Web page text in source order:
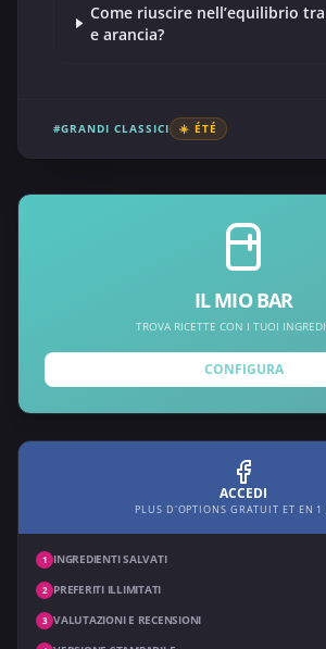
Come riuscire nell’equilibrio
e arancia?
#GRANDI CLASSICI ☀️ ÉTÉ
IL MIO BAR
TROVA RICETTE CON I TUOI
CONFIGURA
ACCEDI
PLUS D'OPTIONS GRATUIT ET EN 1
1 INGREDIENTI SALVATI
2 PREFERITI ILLIMITATI
3 VALUTAZIONI E RECENSIONI